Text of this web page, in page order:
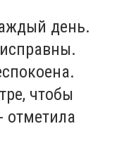
день.
чтобы
отметила